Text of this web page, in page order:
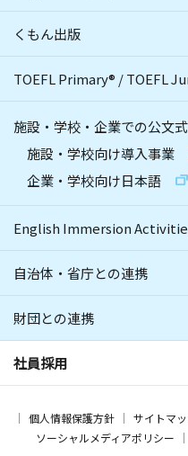
くもん出版
TOEFL Primary® /TOEFL
施設・学校・企業での公文式
施設・学校向け導入事業
企業・学校向け日本語
English Immersion
自治体・省庁との連携
財団との連携
社員採用
個人情報保護方針 サイトマ
ソーシャルメディアポリシー